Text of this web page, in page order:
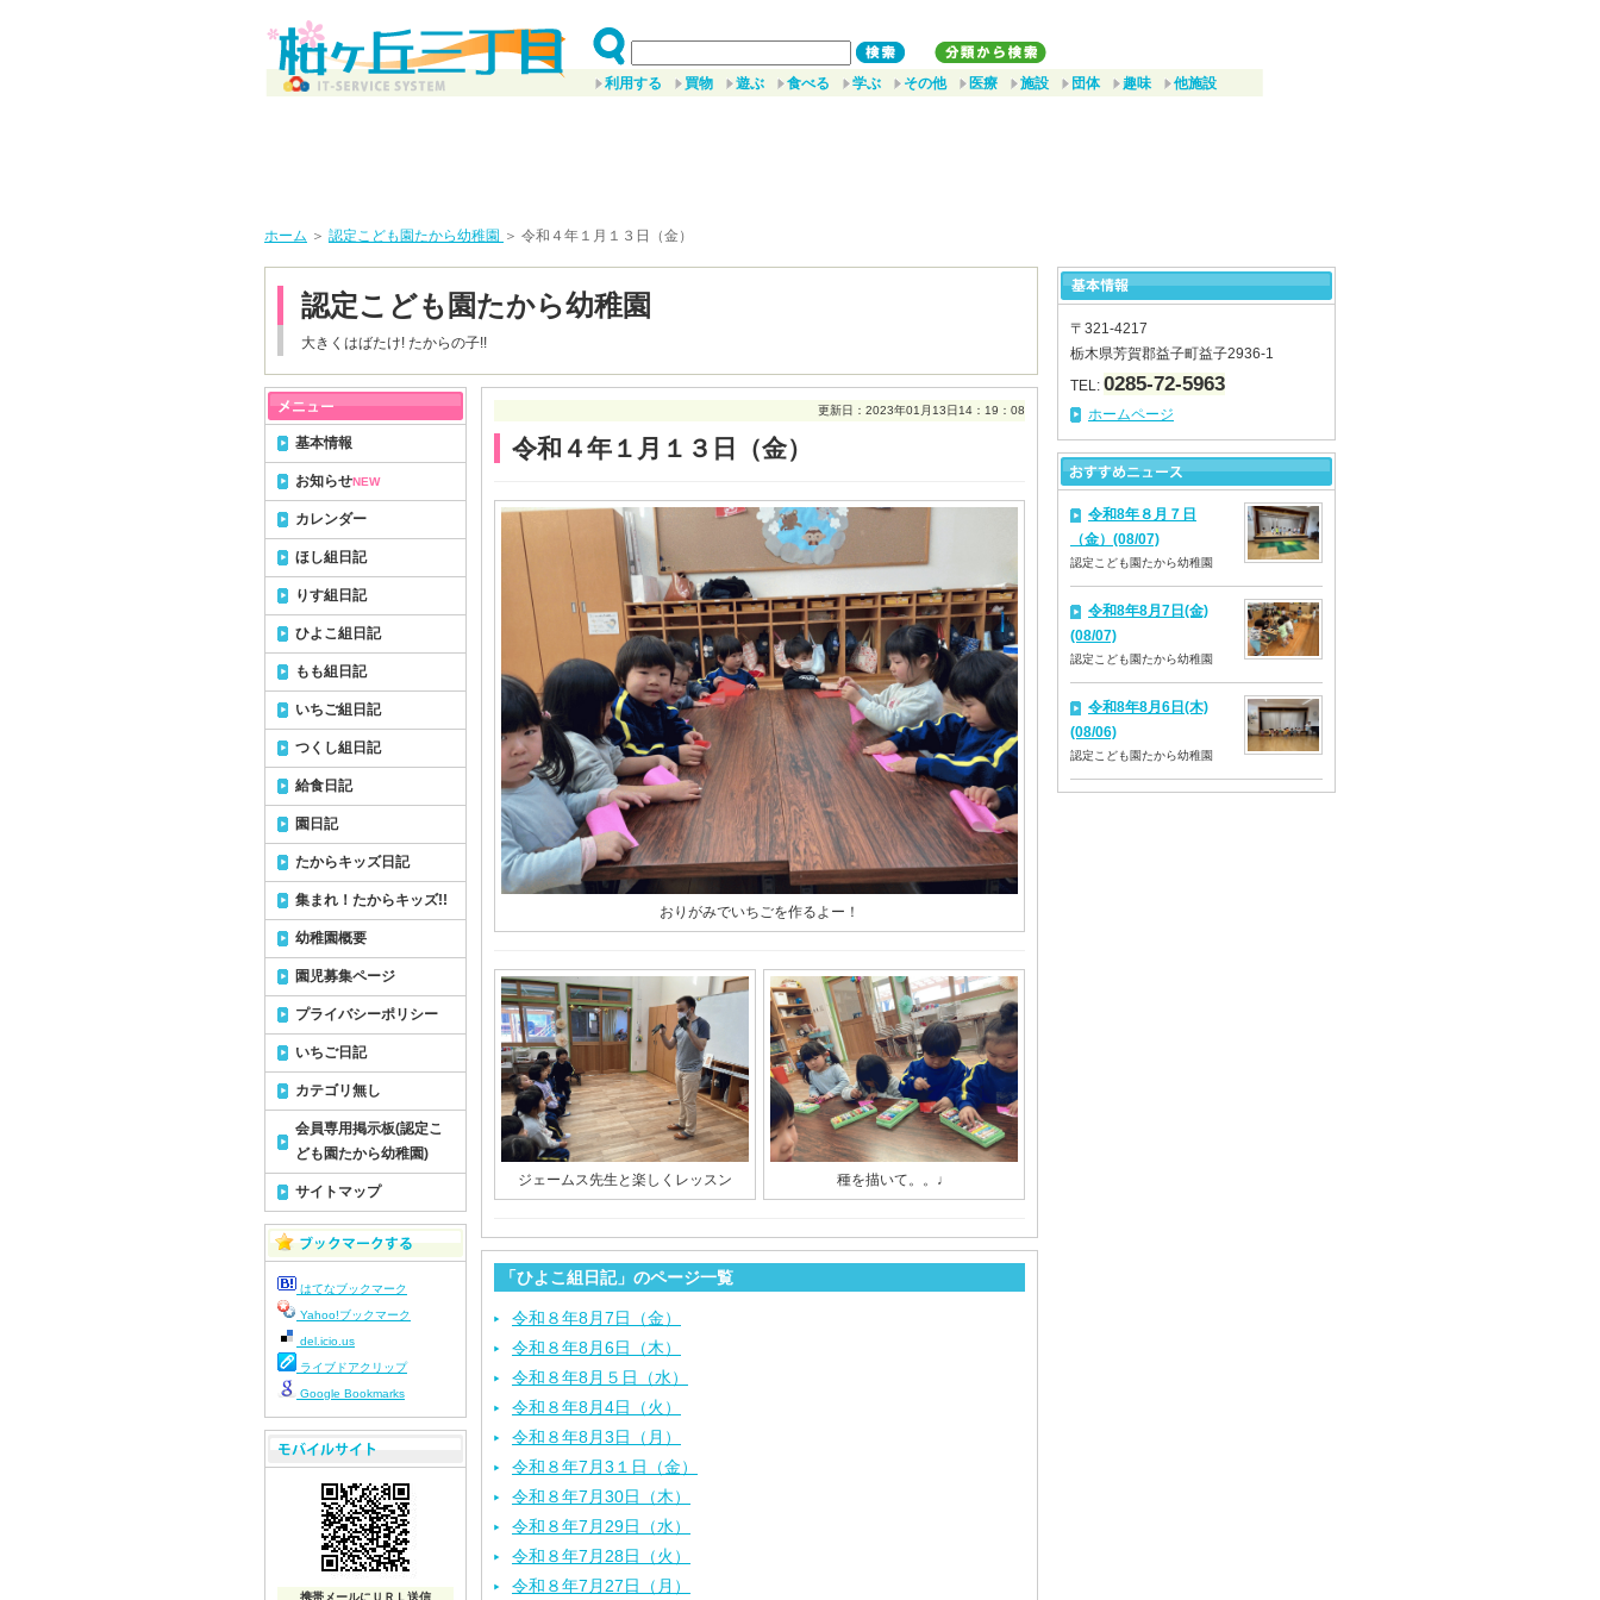
利用する 買物 遊ぶ 食べる 学ぶ その他 医療 施設 団体 趣味 他施設
ホーム ＞ 認定こども園たから幼稚園 ＞ 令和４年１月１３日（金）
認定こども園たから幼稚園
大きくはばたけ! たからの子!!
更新日：2023年01月13日14：19：08
令和４年１月１３日（金）
おりがみでいちごを作るよー！
ジェームス先生と楽しくレッスン 種を描いて。。♩
「ひよこ組日記」のページ一覧
令和８年8月7日（金）
令和８年8月6日（木）
令和８年8月５日（水）
令和８年8月4日（火）
令和８年8月3日（月）
令和８年7月3１日（金）
令和８年7月30日（木）
令和８年7月29日（水）
令和８年7月28日（火）
令和８年7月27日（月）
基本情報
お知らせNEW
カレンダー
ほし組日記
りす組日記
ひよこ組日記
もも組日記
いちご組日記
つくし組日記
給食日記
園日記
たからキッズ日記
集まれ！たからキッズ!!
幼稚園概要
園児募集ページ
プライバシーポリシー
いちご日記
カテゴリ無し
会員専用掲示板(認定こ
ども園たから幼稚園)
サイトマップ
はてなブックマーク
Yahoo!ブックマーク
del.icio.us
ライブドアクリップ
Google Bookmarks
携帯メールにＵＲＬ送信
〒321-4217
栃木県芳賀郡益子町益子2936-1
TEL: 0285-72-5963
ホームページ
令和8年８月７日
（金）(08/07)
認定こども園たから幼稚園
令和8年8月7日(金)
(08/07)
認定こども園たから幼稚園
令和8年8月6日(木)
(08/06)
認定こども園たから幼稚園